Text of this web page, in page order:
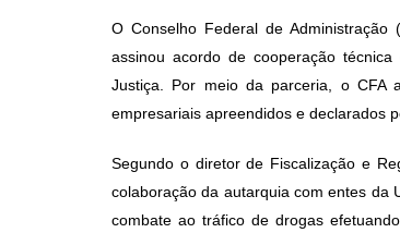
O Conselho Federal de
assinou acordo de cooperação
Justiça. Por meio da parceria, o CFA
empresariais apreendidos e declarados
Segundo o diretor de Fiscalização e
colaboração da autarquia com entes da
combate ao tráfico de drogas